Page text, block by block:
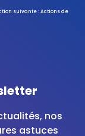
suivante : Actions de
nos
astuces